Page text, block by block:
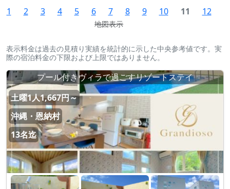
1 2 3 4 5 6 7 8 9 10 11 12
地図表示
表示料金は過去の見積り実績を統計的に示した中央参考値です。実
際の宿泊料金の下限および上限ではありません。
プール付きヴィラで過ごすリゾートステイ
土曜1人1,667円～
沖縄・恩納村
13名迄